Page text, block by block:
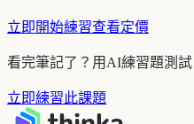
立即開始練習查看定價
看完筆記了？用AI練習題測
立即練習此課題